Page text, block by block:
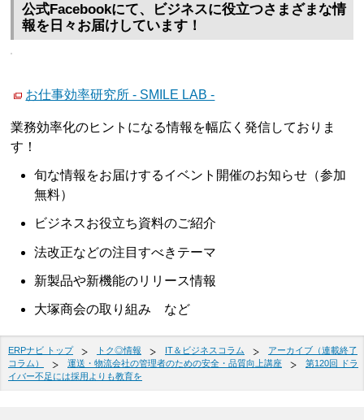
公式Facebookにて、ビジネスに役立つさまざまな情
報を日々お届けしています！
お仕事効率研究所 - SMILE LAB -
業務効率化のヒントになる情報を幅広く発信しておりま
す！
旬な情報をお届けするイベント開催のお知らせ（参加
無料）
ビジネスお役立ち資料のご紹介
法改正などの注目すべきテーマ
新製品や新機能のリリース情報
大塚商会の取り組み など
ERPナビ トップ トク◎情報 IT＆ビジネスコラム
アーカイブ（連載終了
コラム）
運送・物流会社の管理者のための安全・品質向上講座
第120回 ドラ
イバー不足には採用よりも教育を